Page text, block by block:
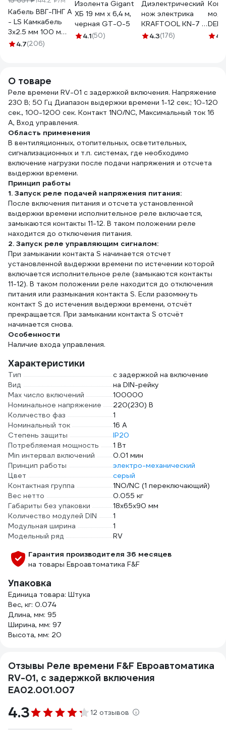
Кабель ВВГ-ПНГ А
- LS Камкабель
3x2.5 мм 100 м
ГОСТ
4.7(206)
Изолента Gigant
ХБ 19 мм х 6,4 м,
черная GT-0-5
4.1(50)
Диэлектрический
нож электрика
KRAFTOOL KN-7 с
пяткой, изогнутый
4.3(176)
НО,4.4
О товаре
Реле времени RV-01 c задержкой включения. Напряжение
230 В; 50 Гц Диапазон выдержки времени 1-12 сек.; 10-120
сек., 100-1200 сек. Контакт 1NO/NC, Максимальный ток 16
А, Вход управления.
Область применения
В вентиляционных, отопительных, осветительных,
сигнализационных и т.п. системах, где необходимо
включение нагрузки после подачи напряжения и отсчета
выдержки времени.
Принцип работы
1. Запуск реле подачей напряжения питания:
После включения питания и отсчета установленной
выдержки времени исполнительное реле включается,
замыкаются контакты 11-12. В таком положении реле
находится до отключения питания.
2. Запуск реле управляющим сигналом:
При замыкании контакта S начинается отсчет
установленной выдержки времени по истечении которой
включается исполнительное реле (замыкаются контакты
11-12). В таком положении реле находится до отключения
питания или размыкания контакта S. Если разомкнуть
контакт S до истечения выдержки времени, отсчёт
прекращается. При замыкании контакта S отсчёт
начинается снова.
Особенности
Наличие входа управления.
Характеристики
Тип
с задержкой на включение
Вид
на DIN-рейку
Max число включений
100000
Номинальное напряжение
220(230) В
Количество фаз
1
Номинальный ток
16 А
Степень защиты
IP20
Потребляемая мощность
1 Вт
Min интервал включений
0.01 мин
Принцип работы
электро-механический
Цвет
серый
Контактная группа
1NO/NC (1 переключающий)
Вес нетто
0.055 кг
Габариты без упаковки
18х65х90 мм
Количество модулей DIN
1
Модульная ширина
1
Модельный ряд
RV
Гарантия производителя 36 месяцев
на товары Евроавтоматика F&F
Упаковка
Единица товара: Штука
Вес, кг: 0.074
Длина, мм: 95
Ширина, мм: 97
Высота, мм: 20
Отзывы Реле времени F&F Евроавтоматика
RV-01, с задержкой включения
EA02.001.007
4.3 12 отзывов